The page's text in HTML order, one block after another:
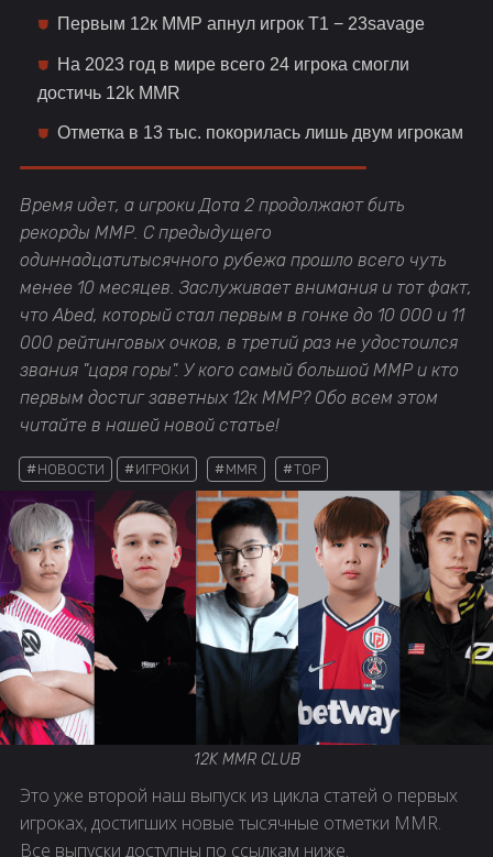
Первым 12к ММР апнул игрок T1 − 23savage
На 2023 год в мире всего 24 игрока смогли
достичь 12k MMR
Отметка в 13 тыс. покорилась лишь двум игрокам
Время идет, а игроки Дота 2 продолжают бить
рекорды ММР. С предыдущего
одиннадцатитысячного рубежа прошло всего чуть
менее 10 месяцев. Заслуживает внимания и тот факт,
что Abed, который стал первым в гонке до 10 000 и 11
000 рейтинговых очков, в третий раз не удостоился
звания "царя горы". У кого самый большой ММР и кто
первым достиг заветных 12к ММР? Обо всем этом
читайте в нашей новой статье!
НОВОСТИ ИГРОКИ MMR TOP
12K MMR CLUB
Это уже второй наш выпуск из цикла статей о первых
игроках, достигших новые тысячные отметки MMR.
Все выпуски доступны по ссылкам ниже.